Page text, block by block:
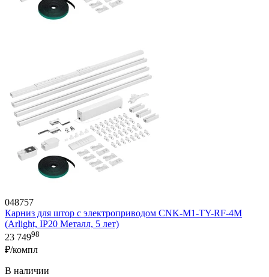
048757
Карниз для штор с электроприводом CNK-M1-TY-RF-4M
(Arlight, IP20 Металл, 5 лет)
23 74998
₽/компл
В наличии